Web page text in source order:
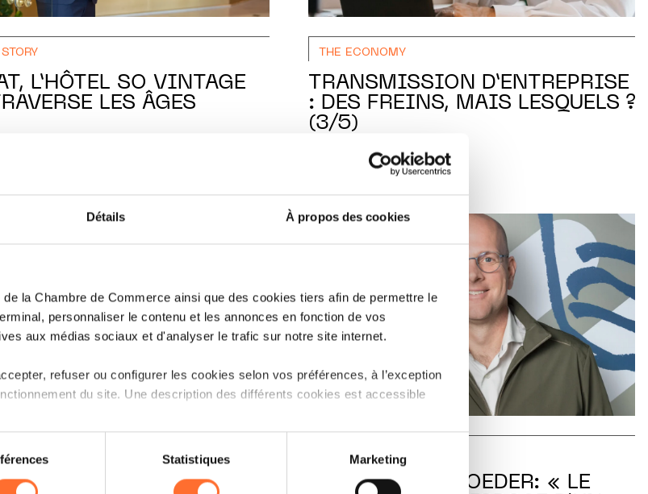
Détails À propos des cookies
la Chambre de Commerce ainsi que des cookies tiers afin de permettre le
personnaliser le contenu et les annonces en fonction de vos
aux médias sociaux et d'analyser le trafic sur notre site internet.
refuser ou configurer les cookies selon vos préférences, à l’exception
du site. Une description des différents cookies est accessible
certaines fonctionnalités (ex : lecture de vidéos, partage sur les réseaux
non nécessaires.
Statistiques Marketing
L’HÔTEL SO VINTAGE
LES ÂGES
THE ECONOMY
TRANSMISSION D’ENTREPRISE
: DES FREINS, MAIS LESQUELS ?
(3/5)
PARIBAS BANQUE
TRENDS
CHARLES SCHROEDER: « LE